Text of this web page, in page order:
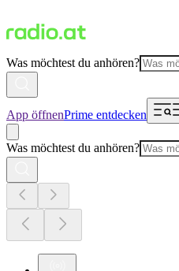
Was möchtest du anhören?
App öffnenPrime entdecken
Was möchtest du anhören?